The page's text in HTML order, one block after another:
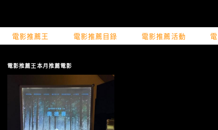
電影推薦王 電影推薦目錄 電影推薦活動
電影推薦王本月推薦電影